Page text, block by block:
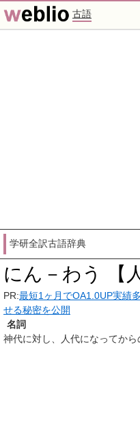
古語
学研全訳古語辞典
にん－わう 【
PR:最短1ヶ月でOA1.0UP実績
せる秘密を公開
名詞
神代に対し、人代になってから